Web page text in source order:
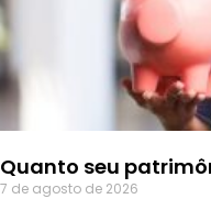
Quanto seu
7 de agosto de 2026